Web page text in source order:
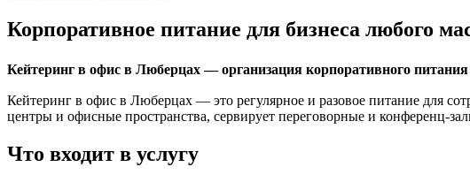
Корпоративное питание для бизнеса любого
Кейтеринг в офис в Люберцах — организация корпоративного
Кейтеринг в офис в Люберцах — это регулярное и разовое питание для
центры и офисные пространства, сервирует переговорные и конференц-
Что входит в услугу